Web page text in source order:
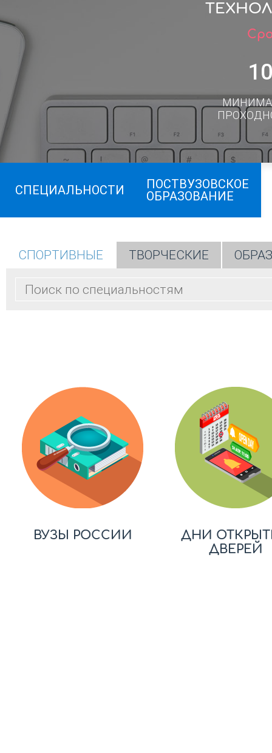
СПЕЦИАЛЬНОСТИ
ПОСТВУЗОВСКОЕ
ОБРАЗОВАНИЕ
СПОРТИВНЫЕ ТВОРЧЕСКИЕ
ВУЗЫ РОССИИ
ДНИ
ДВЕРЕЙ